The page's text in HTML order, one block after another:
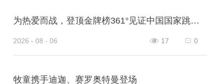
为热爱而战，登顶金牌榜361°见证中国国家跳绳队王者凯旋！
2026 - 08 - 06 0
17
牧童携手迪迦、赛罗奥特曼登场